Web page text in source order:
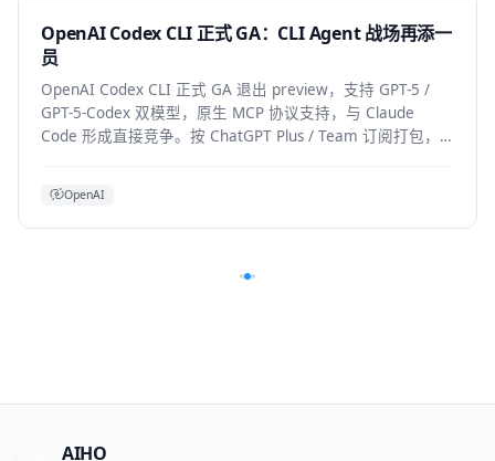
OpenAI Codex CLI 正式 GA：CLI Agent 战场再添一
员
OpenAI Codex CLI 正式 GA 退出 preview，支持 GPT-5 /
GPT-5-Codex 双模型，原生 MCP 协议支持，与 Claude
Code 形成直接竞争。按 ChatGPT Plus / Team 订阅打包，
OpenAI
AIHO